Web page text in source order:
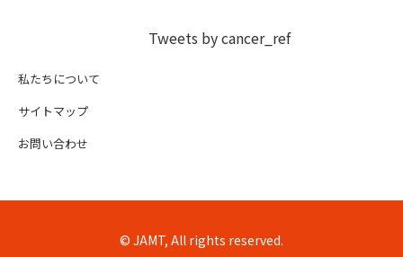
Tweets by cancer_ref
私たちについて
サイトマップ
お問い合わせ
© JAMT, All rights reserved.